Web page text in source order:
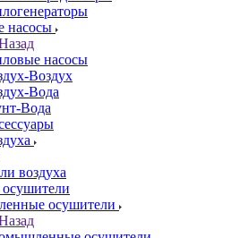
насосы
насосы
Воздух
Вода
Вода
воздуха
осушители